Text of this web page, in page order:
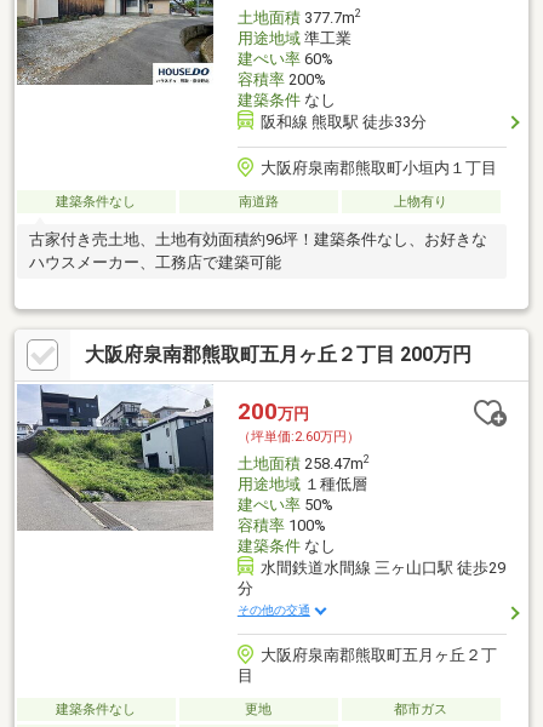
土地面積377.7m2
用途地域準工業
建ぺい率60%
容積率200%
建築条件なし
阪和線 熊取駅 徒歩33分
大阪府泉南郡熊取町小垣内１丁目
建築条件なし 南道路 上物有り
古家付き売土地、土地有効面積約96坪！建築条件なし、お好きな
ハウスメーカー、工務店で建築可能
大阪府泉南郡熊取町五月ヶ丘２丁目 200万円
200万円
（坪単価:2.60万円）
土地面積258.47m2
用途地域１種低層
建ぺい率50%
容積率100%
建築条件なし
水間鉄道水間線 三ヶ山口駅 徒歩29
分
その他の交通
大阪府泉南郡熊取町五月ヶ丘２丁
目
建築条件なし 更地
都市ガス